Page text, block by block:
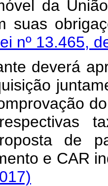
da
suas
nº 13.465,
deverá
de
e